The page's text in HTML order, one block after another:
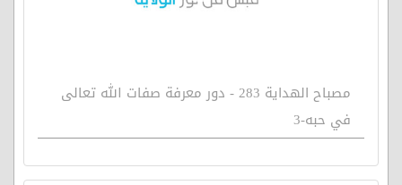
مصباح الهداية 283 - دور معرفة صفات الله تعالى
في حبه-3